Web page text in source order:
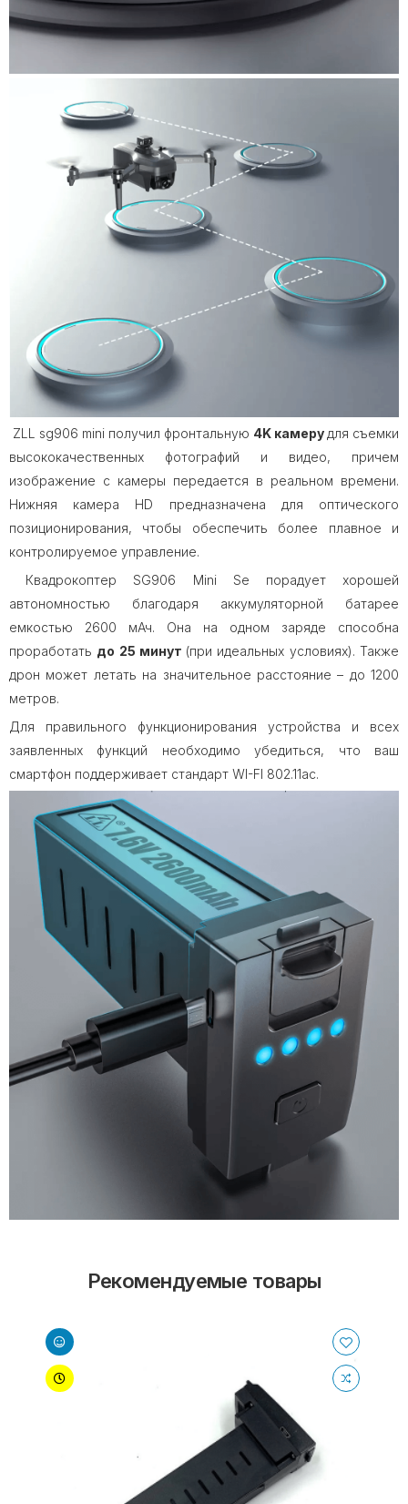
ZLL sg906 mini получил фронтальную 4K камеру для съемки
высококачественных фотографий и видео, причем
изображение с камеры передается в реальном времени.
Нижняя камера HD предназначена для оптического
позиционирования, чтобы обеспечить более плавное и
контролируемое управление.
Квадрокоптер SG906 Mini Se порадует хорошей
автономностью благодаря аккумуляторной батарее
емкостью 2600 мАч. Она на одном заряде способна
проработать до 25 минут (при идеальных условиях). Также
дрон может летать на значительное расстояние – до 1200
метров.
Для правильного функционирования устройства и всех
заявленных функций необходимо убедиться, что ваш
смартфон поддерживает стандарт WI-FI 802.11ac.
Рекомендуемые товары